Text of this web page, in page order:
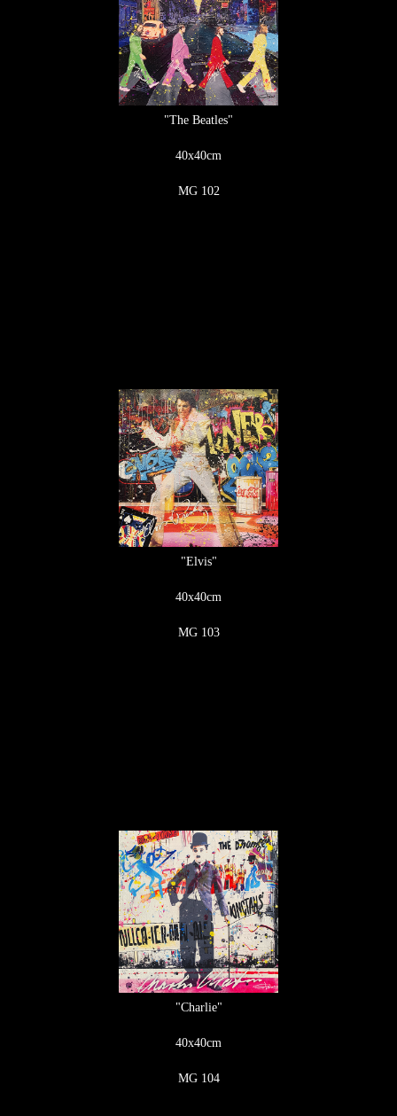
"The Beatles"
40x40cm
MG 102
"Elvis"
40x40cm
MG 103
"Charlie"
40x40cm
MG 104